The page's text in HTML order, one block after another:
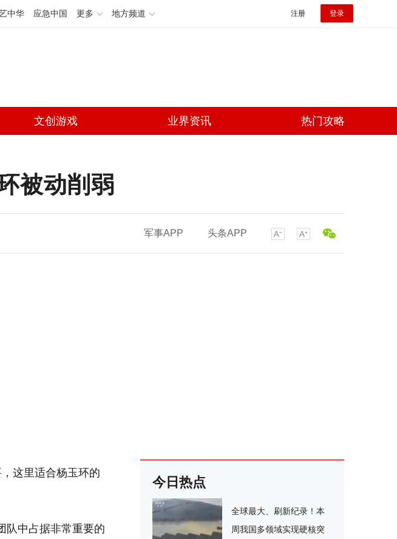
中华 应急中国 更多 地方频道 注册 登录
文创游戏 业界资讯 热门攻略
被动削弱
军事APP 头条APP
这里适合杨玉环的
队中占据非常重要的
今日热点
全球最大、刷新纪录！本
周我国多领域实现硬核突